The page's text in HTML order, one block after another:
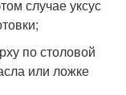
случае уксус
по столовой
или ложке